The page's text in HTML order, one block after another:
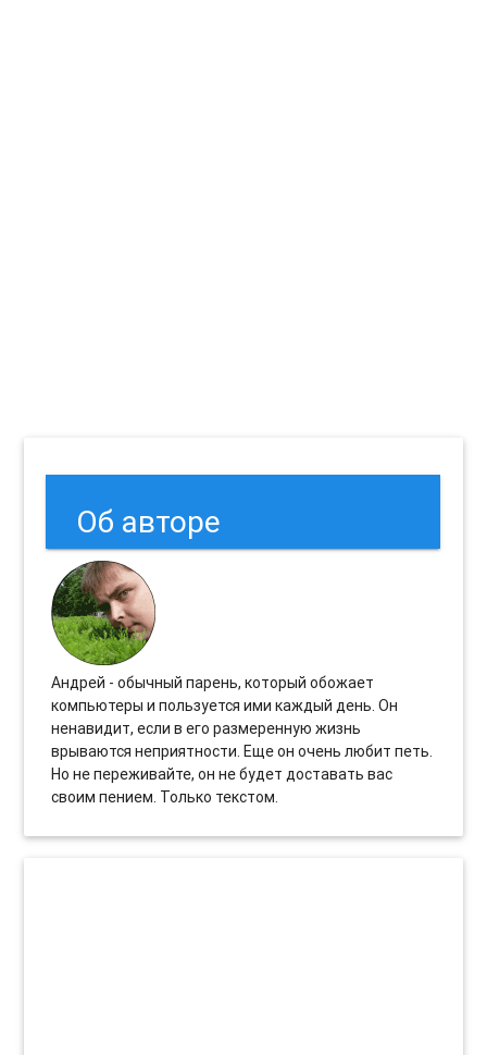
Об авторе
Андрей - обычный парень, который обожает
компьютеры и пользуется ими каждый день. Он
ненавидит, если в его размеренную жизнь
врываются неприятности. Еще он очень любит петь.
Но не переживайте, он не будет доставать вас
своим пением. Только текстом.